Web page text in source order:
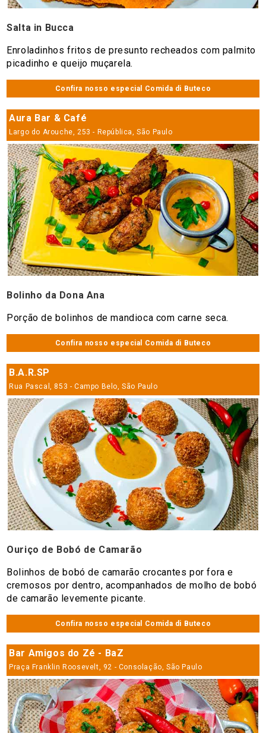
Salta in Bucca
Enroladinhos fritos de presunto recheados com palmito
picadinho e queijo muçarela.
Confira nosso especial Comida di Buteco
Aura Bar & Café
Largo do Arouche, 253 - República, São Paulo
Bolinho da Dona Ana
Porção de bolinhos de mandioca com carne seca.
Confira nosso especial Comida di Buteco
B.A.R.SP
Rua Pascal, 853 - Campo Belo, São Paulo
Ouriço de Bobó de Camarão
Bolinhos de bobó de camarão crocantes por fora e
cremosos por dentro, acompanhados de molho de bobó
de camarão levemente picante.
Confira nosso especial Comida di Buteco
Bar Amigos do Zé - BaZ
Praça Franklin Roosevelt, 92 - Consolação, São Paulo